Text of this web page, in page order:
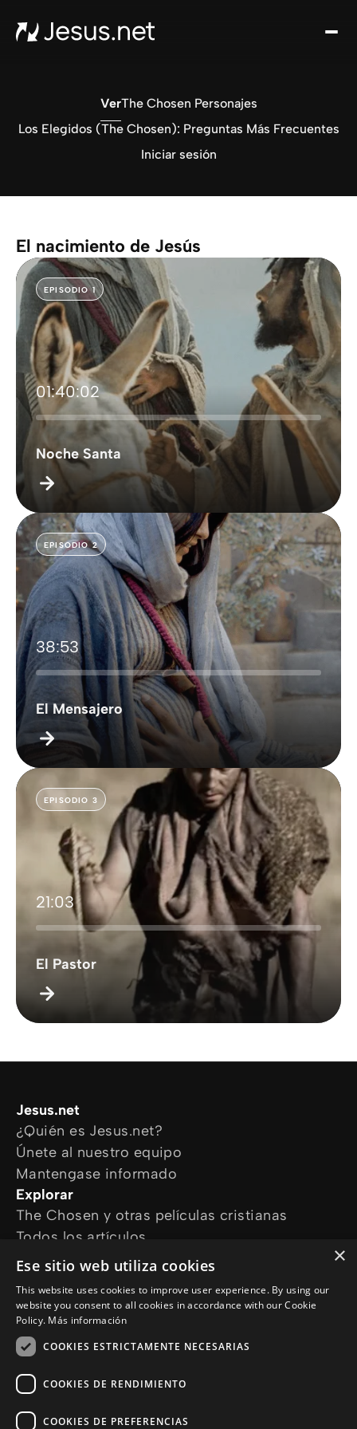
y
VerThe Chosen Personajes
Los Elegidos (The Chosen): Preguntas Más Frecuentes
Iniciar sesión
El nacimiento de Jesús
EPISODIO 1
01:40:02
Noche Santa
EPISODIO 2
38:53
El Mensajero
EPISODIO 3
21:03
El Pastor
Jesus.net
¿Quién es Jesus.net?
Únete al nuestro equipo
Mantengase informado
Explorar
The Chosen y otras películas cristianas
Todos los artículos
Cursos online
¿Cómo podemos ayudarte?
Devocional diario
Necesito oración
Síguenos en
×
Ese sitio web utiliza cookies
This website uses cookies to improve user experience. By using our
website you consent to all cookies in accordance with our Cookie
Policy. Más información
COOKIES ESTRICTAMENTE NECESARIAS
COOKIES DE RENDIMIENTO
COOKIES DE PREFERENCIAS